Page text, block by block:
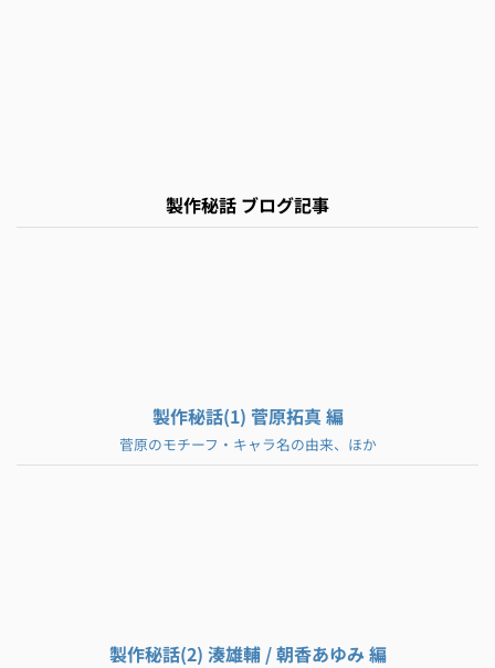
製作秘話 ブログ記事
製作秘話(1) 菅原拓真 編
菅原のモチーフ・キャラ名の由来、ほか
製作秘話(2) 湊雄輔 / 朝香あゆみ 編